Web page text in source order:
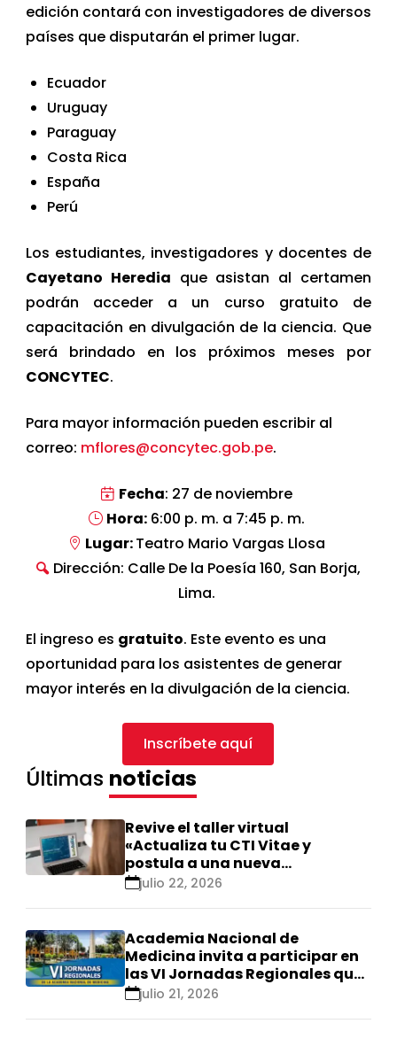
edición contará con investigadores de diversos
países que disputarán el primer lugar.
Ecuador
Uruguay
Paraguay
Costa Rica
España
Perú
Los estudiantes, investigadores y docentes de
Cayetano Heredia que asistan al certamen
podrán acceder a un curso gratuito de
capacitación en divulgación de la ciencia. Que
será brindado en los próximos meses por
CONCYTEC.
Para mayor información pueden escribir al
correo: mflores@concytec.gob.pe.
Fecha: 27 de noviembre
Hora:6:00 p. m. a 7:45 p. m.
Lugar:Teatro Mario Vargas Llosa
Dirección: Calle De la Poesía 160, San Borja,
Lima.
El ingreso es gratuito. Este evento es una
oportunidad para los asistentes de generar
mayor interés en la divulgación de la ciencia.
Inscríbete aquí
Últimas noticias
Revive el taller virtual
«Actualiza tu CTI Vitae y
postula a una nueva
calificación Renacyt»
julio 22, 2026
Academia Nacional de
Medicina invita a participar en
las VI Jornadas Regionales que
se realizarán en Ica
julio 21, 2026